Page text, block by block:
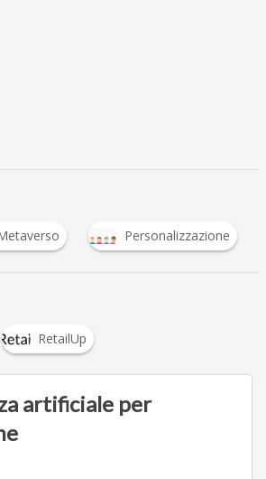
Personalizzazione
RetailUp
artificiale per